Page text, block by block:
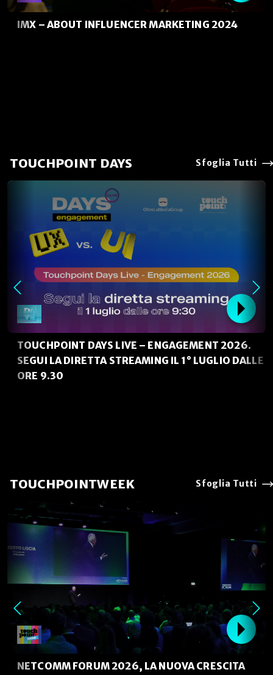
IMX – ABOUT INFLUENCER MARKETING 2024
TOUCHPOINT DAYS Sfoglia Tutti
TOUCHPOINT DAYS LIVE – ENGAGEMENT 2026.
SEGUI LA DIRETTA STREAMING IL 1° LUGLIO DALLE
ORE 9.30
TOUCHPOINTWEEK Sfoglia Tutti
NETCOMM FORUM 2026, LA NUOVA CRESCITA